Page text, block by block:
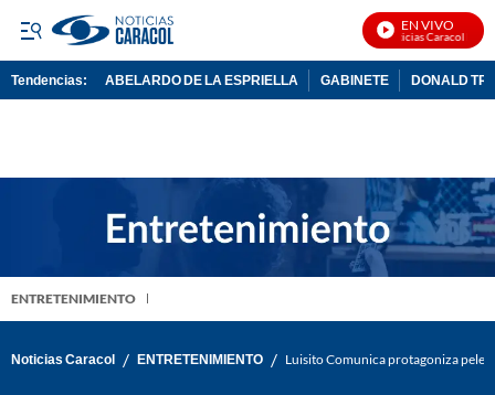
EN VIVO
Noticias Caracol En
Tendencias: ABELARDO DE LA ESPRIELLA GABINETE DONALD
ENTRETENIMIENTO
Noticias Caracol / ENTRETENIMIENTO / Luisito Comunica protagoniza